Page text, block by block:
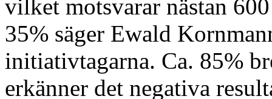
vilket motsvarar nästan
35% säger Ewald
initiativtagarna. Ca. 85%
erkänner det negativa